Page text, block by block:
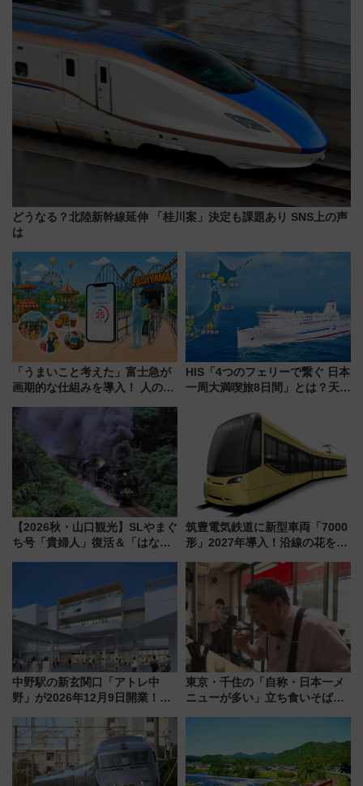
どうなる？北陸新幹線延伸 「桂川案」決定も課題あり SNS上の声
は
「うまいこと考えた」富士急が
画期的な仕組みを導入！ 人のか
ん」始動
HIS「4つのフェリーで繋ぐ 日本
一周大満喫旅8日間」とは？天橋
の絶景＆限定グルメを網羅！煩
雑な手続きも不要でお手軽に楽
しめるプランが登場
【2026秋・山口観光】SLやまぐ
ち号「貴婦人」復活＆「はなあ
注目観光列車まとめ きっぷの取
筑豊電気鉄道に新型車両「7000
形」2027年導入！沿線の花をイ
内は落ち着いたゆとりある空間
に
中野駅の新玄関口「アトレ中
野」が2026年12月9日開業！新
注目スポット
東京・千住の「自称・日本一メ
ニューが多い」立ち食いそば屋